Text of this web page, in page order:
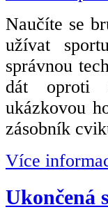
Naučíte se
užívat
správnou
dát oproti
ukázkovou
zásobník
Více
Ukončená